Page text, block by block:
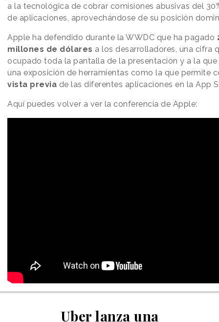
a la tecnológica de cobrar comisiones abusivas del
de aplicaciones, aprovechándose de su posición
Apple ha defendido durante la WWDC que ha pagado
millones de dólares a los desarrolladores, una cifra
ocupado toda la pantalla de la presentación y a la que
una exposición de herramientas como la que permite
vista previa de las diferentes aplicaciones en la App
Aquí puedes volver a ver la conferencia de Apple:
Uber lanza una